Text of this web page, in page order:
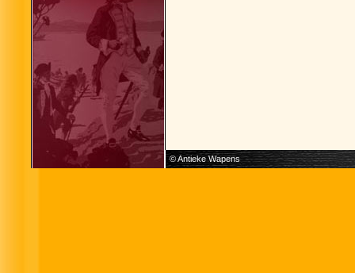
© Antieke Wapens